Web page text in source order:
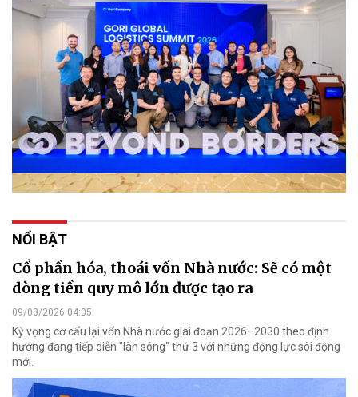
NỔI BẬT
Cổ phần hóa, thoái vốn Nhà nước: Sẽ có một
dòng tiền quy mô lớn được tạo ra
09/08/2026 04:05
Kỳ vọng cơ cấu lại vốn Nhà nước giai đoạn 2026–2030 theo định
hướng đang tiếp diễn "làn sóng" thứ 3 với những động lực sôi động
mới.